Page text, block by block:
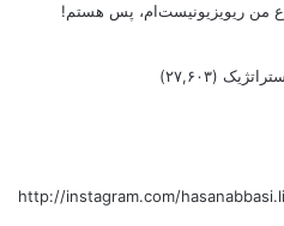
(۲۷,۶۰۳)
http://instagram.com/